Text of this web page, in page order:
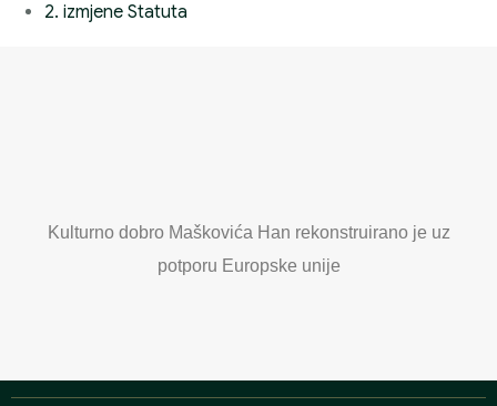
2. izmjene Statuta
Kulturno dobro Maškovića Han rekonstruirano je uz
potporu Europske unije